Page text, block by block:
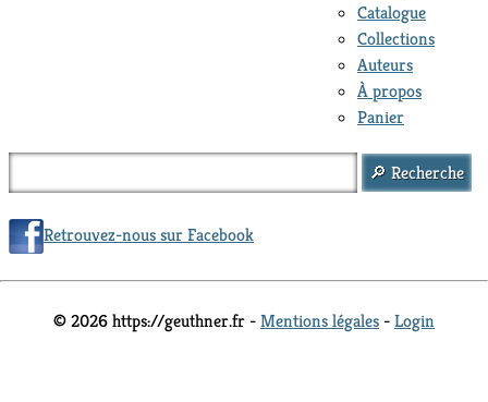
Catalogue
Collections
Auteurs
À propos
Panier
Retrouvez-nous sur Facebook
© 2026 https://geuthner.fr -Mentions légales -Login